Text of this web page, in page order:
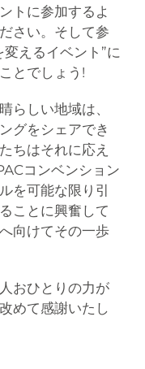
トに参加するよ
さい。そして参
えるイベント”に
とでしょう!
らしい地域は、
グをシェアでき
ちはそれに応え
コンベンション
を可能な限り引
ことに興奮して
向けてその一歩
おひとりの力が
めて感謝いたし